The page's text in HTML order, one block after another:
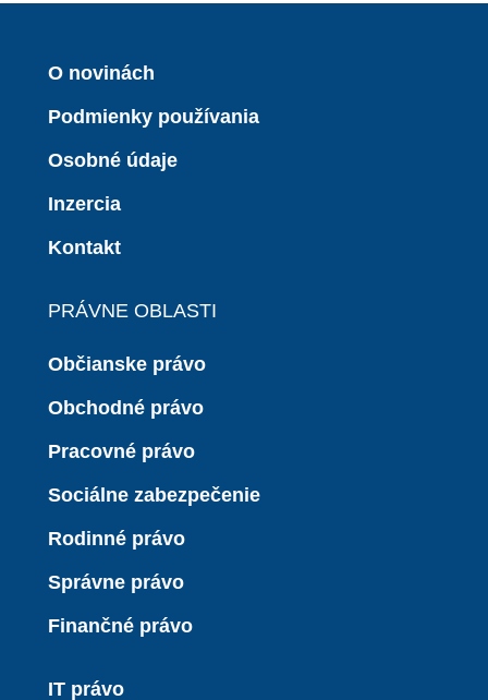
O novinách
Podmienky používania
Osobné údaje
Inzercia
Kontakt
PRÁVNE OBLASTI
Občianske právo
Obchodné právo
Pracovné právo
Sociálne zabezpečenie
Rodinné právo
Správne právo
Finančné právo
IT právo